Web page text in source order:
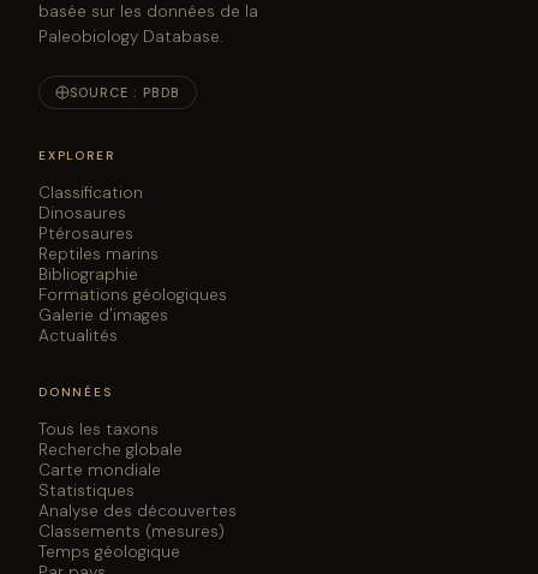
basée sur les données de la
Paleobiology Database.
SOURCE : PBDB
EXPLORER
Classification
Dinosaures
Ptérosaures
Reptiles marins
Bibliographie
Formations géologiques
Galerie d'images
Actualités
DONNÉES
Tous les taxons
Recherche globale
Carte mondiale
Statistiques
Analyse des découvertes
Classements (mesures)
Temps géologique